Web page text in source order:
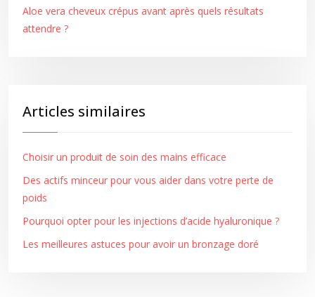
Aloe vera cheveux crépus avant après quels résultats
attendre ?
Articles similaires
Choisir un produit de soin des mains efficace
Des actifs minceur pour vous aider dans votre perte de
poids
Pourquoi opter pour les injections d’acide hyaluronique ?
Les meilleures astuces pour avoir un bronzage doré